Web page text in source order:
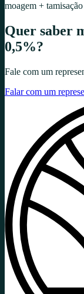
moagem +
Quer saber
0,5%?
Fale com um
Falar com um